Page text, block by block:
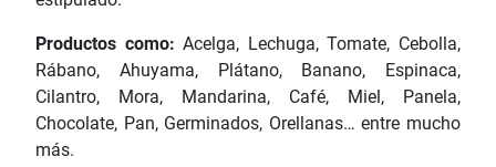
Productos como:Acelga, Lechuga, Tomate, Cebolla,
Rábano, Ahuyama, Plátano, Banano, Espinaca,
Cilantro, Mora, Mandarina, Café, Miel, Panela,
Chocolate, Pan, Germinados, Orellanas… entre mucho
más.